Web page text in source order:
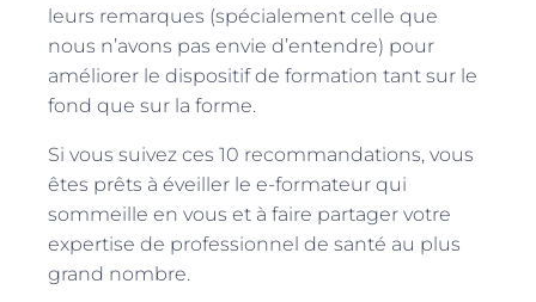
leurs remarques (spécialement celle que
nous n’avons pas envie d’entendre) pour
améliorer le dispositif de formation tant sur le
fond que sur la forme.
Si vous suivez ces 10 recommandations, vous
êtes prêts à éveiller le e-formateur qui
sommeille en vous et à faire partager votre
expertise de professionnel de santé au plus
grand nombre.